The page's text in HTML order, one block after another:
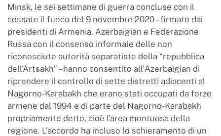
Minsk, le sei settimane di guerra concluse con il
cessate il fuoco del 9 novembre 2020 – firmato dai
presidenti di Armenia, Azerbaigian e Federazione
Russa con il consenso informale delle non
riconosciute autorità separatiste della “repubblica
dell’Artsakh” – hanno consentito all'Azerbaigian di
riprendere il controllo di sette distretti adiacenti al
Nagorno-Karabakh che erano stati occupati da forze
armene dal 1994 e di parte del Nagorno-Karabakh
propriamente detto, cioè l’area montuosa della
regione. L’accordo ha incluso lo schieramento di un